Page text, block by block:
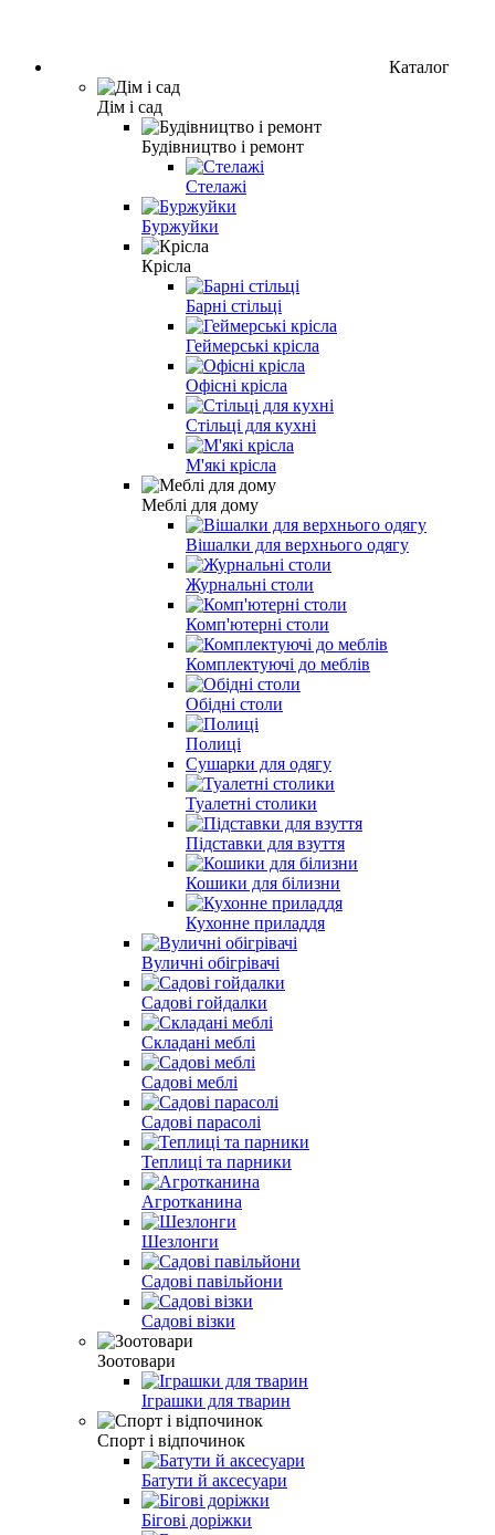
Каталог
Дім і сад
Будівництво і ремонт
Стелажі
Буржуйки
Крісла
Барні стільці
Геймерські крісла
Офісні крісла
Стільці для кухні
М'які крісла
Меблі для дому
Вішалки для верхнього одягу
Журнальні столи
Комп'ютерні столи
Комплектуючі до меблів
Обідні столи
Полиці
Сушарки для одягу
Туалетні столики
Підставки для взуття
Кошики для білизни
Кухонне приладдя
Вуличні обігрівачі
Садові гойдалки
Складані меблі
Садові меблі
Садові парасолі
Теплиці та парники
Агротканина
Шезлонги
Садові павільйони
Садові візки
Зоотовари
Іграшки для тварин
Спорт і відпочинок
Батути й аксесуари
Бігові доріжки